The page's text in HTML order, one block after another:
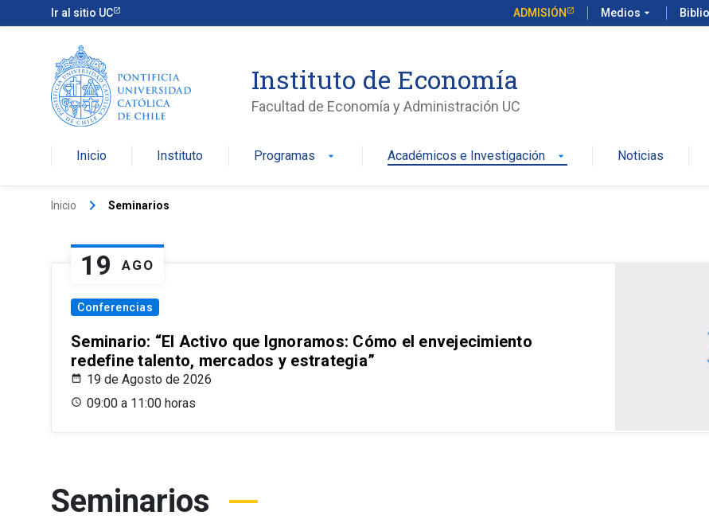
Ir al sitio UC ADMISIÓN Medios arrow_drop_down
Instituto de Economía
Facultad de Economía y Administración UC
Inicio Instituto Programas arrow_drop_down Académicos e Investigación arrow_drop_down Noticias
Inicio keyboard_arrow_right Seminarios
19 AGO
Conferencias
Seminario: “El Activo que Ignoramos: Cómo el envejecimiento
redefine talento, mercados y estrategia”
19 de Agosto de 2026
09:00 a 11:00 horas
Seminarios